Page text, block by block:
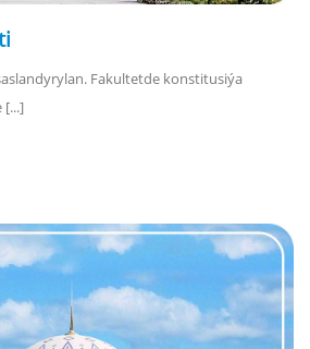
Fakultetde konstitusiýa
[...]